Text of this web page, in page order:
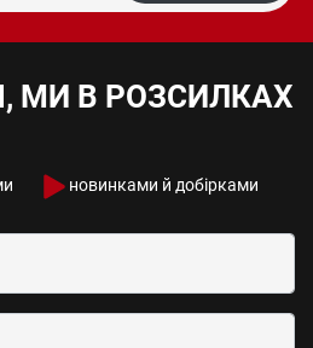
МИ В РОЗСИЛКАХ
новинками й добірками